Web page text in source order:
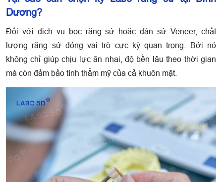
Dương?
Đối với dịch vụ bọc răng sứ hoặc dán sứ Veneer, chất
lượng răng sứ đóng vai trò cực kỳ quan trọng. Bởi nó
không chỉ giúp chịu lực ăn nhai, độ bền lâu theo thời gian
mà còn đảm bảo tính thẩm mỹ của cả khuôn mặt.